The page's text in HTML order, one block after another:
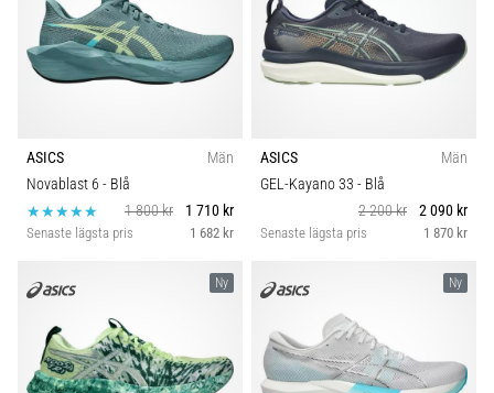
ASICS
Män
Novablast 6 - Blå
1 800 kr
1 710 kr
Senaste lägsta pris 1 682 kr
ASICS
Män
GEL-Kayano 33 - Blå
2 200 kr
2 090 kr
Senaste lägsta pris 1 870 kr
Ny Ny